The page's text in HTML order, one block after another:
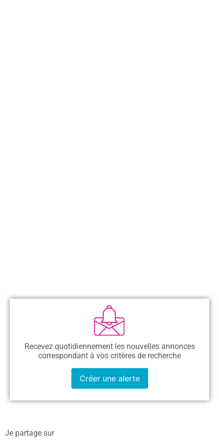
Recevez quotidiennement les nouvelles annonces
correspondant à vos critères de recherche
Créer une alerte
Je partage sur